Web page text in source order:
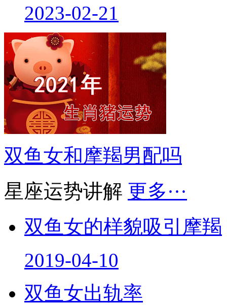
2023-02-21
双鱼女和摩羯男配吗
星座运势讲解 更多···
双鱼女的样貌吸引摩羯
2019-04-10
双鱼女出轨率